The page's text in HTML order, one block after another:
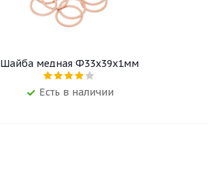
Шайба медная Ф33х39х1мм
Есть в наличии